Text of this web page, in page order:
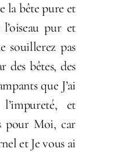
la bête pure et
pur et
souillerez pas
des bêtes, des
que J’ai
et
pour Moi, car
et Je vous ai